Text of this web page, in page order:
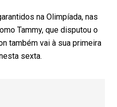
na Olimpíada, nas
Tammy, que disputou o
também vai à sua primeira
sexta.